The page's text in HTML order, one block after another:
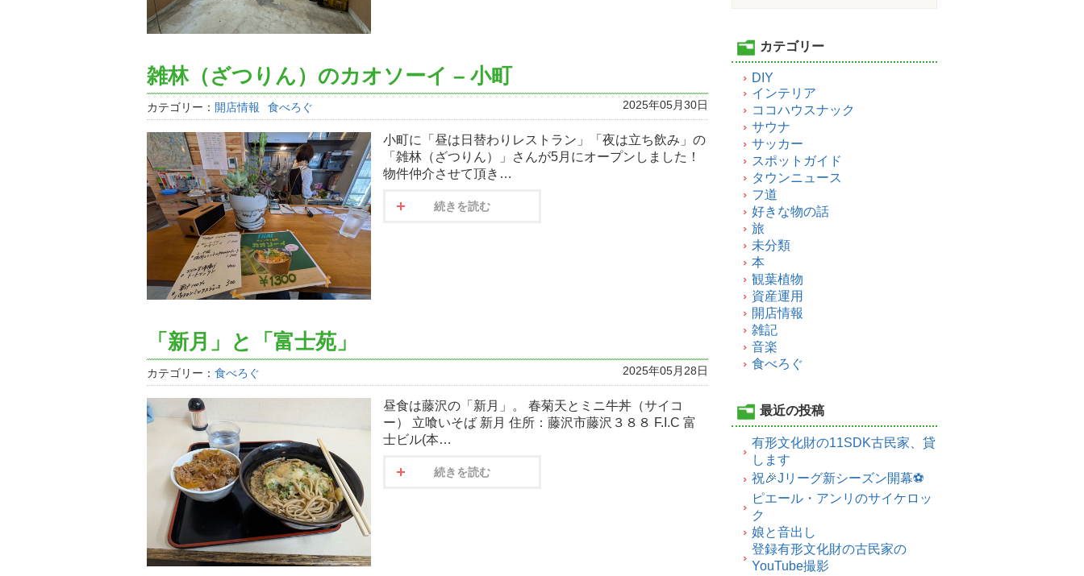
雑林（ざつりん）のカオソーイ – 小町
カテゴリー： 開店情報 食べろぐ 2025年05月30日
小町に「昼は日替わりレストラン」「夜は立ち飲み」の
「雑林（ざつりん）」さんが5月にオープンしました！
物件仲介させて頂き…
続きを読む
「新月」と「富士苑」
カテゴリー： 食べろぐ 2025年05月28日
昼食は藤沢の「新月」。 春菊天とミニ牛丼（サイコ
ー） 立喰いそば 新月 住所：藤沢市藤沢３８８ F.I.C 富
士ビル(本…
続きを読む
カテゴリー
DIY
インテリア
ココハウスナック
サウナ
サッカー
スポットガイド
タウンニュース
フ道
好きな物の話
旅
未分類
本
観葉植物
資産運用
開店情報
雑記
音楽
食べろぐ
最近の投稿
有形文化財の11SDK古民家、貸
します
祝🎉Jリーグ新シーズン開幕⚽
ピエール・アンリのサイケロッ
ク
娘と音出し
登録有形文化財の古民家の
YouTube撮影